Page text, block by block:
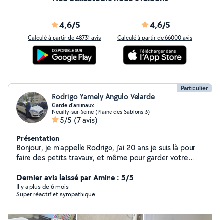
4,6/5
Calculé à partir de 48731 avis
4,6/5
Calculé à partir de 66000 avis
Particulier
Rodrigo Yamely Angulo Velarde
Garde d'animaux
Neuilly-sur-Seine (Plaine des Sablons 3)
5/5 (7 avis)
Présentation
Bonjour, je m'appelle Rodrigo, j'ai 20 ans je suis là pour
faire des petits travaux, et même pour garder votre
Dernier avis laissé par Amine : 5/5
Il y a plus de 6 mois
Super réactif et sympathique